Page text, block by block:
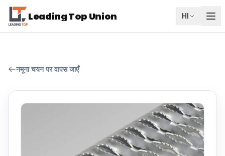
Leading Top Union HI
नमूना चयन पर वापस जाएँ